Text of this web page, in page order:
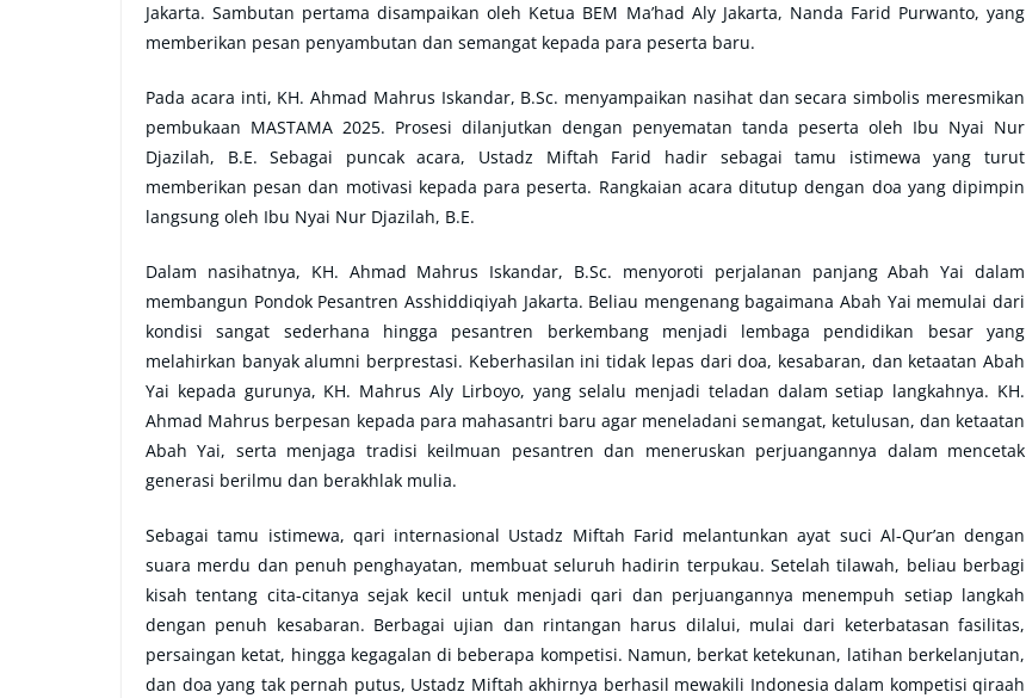
Jakarta. Sambutan pertama disampaikan oleh Ketua BEM Ma’had Aly Jakarta, Nanda Farid Purwanto, yang
memberikan pesan penyambutan dan semangat kepada para peserta baru.
Pada acara inti, KH. Ahmad Mahrus Iskandar, B.Sc. menyampaikan nasihat dan secara simbolis meresmikan
pembukaan MASTAMA 2025. Prosesi dilanjutkan dengan penyematan tanda peserta oleh Ibu Nyai Nur
Djazilah, B.E. Sebagai puncak acara, Ustadz Miftah Farid hadir sebagai tamu istimewa yang turut
memberikan pesan dan motivasi kepada para peserta. Rangkaian acara ditutup dengan doa yang dipimpin
langsung oleh Ibu Nyai Nur Djazilah, B.E.
Dalam nasihatnya, KH. Ahmad Mahrus Iskandar, B.Sc. menyoroti perjalanan panjang Abah Yai dalam
membangun Pondok Pesantren Asshiddiqiyah Jakarta. Beliau mengenang bagaimana Abah Yai memulai dari
kondisi sangat sederhana hingga pesantren berkembang menjadi lembaga pendidikan besar yang
melahirkan banyak alumni berprestasi. Keberhasilan ini tidak lepas dari doa, kesabaran, dan ketaatan Abah
Yai kepada gurunya, KH. Mahrus Aly Lirboyo, yang selalu menjadi teladan dalam setiap langkahnya. KH.
Ahmad Mahrus berpesan kepada para mahasantri baru agar meneladani semangat, ketulusan, dan ketaatan
Abah Yai, serta menjaga tradisi keilmuan pesantren dan meneruskan perjuangannya dalam mencetak
generasi berilmu dan berakhlak mulia.
Sebagai tamu istimewa, qari internasional Ustadz Miftah Farid melantunkan ayat suci Al-Qur’an dengan
suara merdu dan penuh penghayatan, membuat seluruh hadirin terpukau. Setelah tilawah, beliau berbagi
kisah tentang cita-citanya sejak kecil untuk menjadi qari dan perjuangannya menempuh setiap langkah
dengan penuh kesabaran. Berbagai ujian dan rintangan harus dilalui, mulai dari keterbatasan fasilitas,
persaingan ketat, hingga kegagalan di beberapa kompetisi. Namun, berkat ketekunan, latihan berkelanjutan,
dan doa yang tak pernah putus, Ustadz Miftah akhirnya berhasil mewakili Indonesia dalam kompetisi qiraah